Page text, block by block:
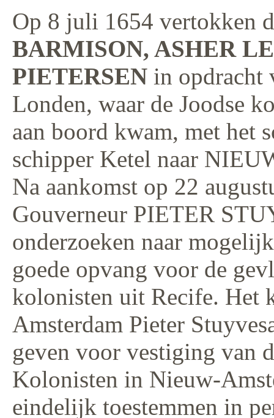
Op 8 juli 1654 vertokken
BARMISON, ASHER
PIETERSEN in opdracht
Londen, waar de Joodse
aan boord kwam, met het
schipper Ketel naar
Na aankomst op 22
Gouverneur PIETER
onderzoeken naar
goede opvang voor de
kolonisten uit Recife. Het
Amsterdam Pieter
geven voor vestiging van
Kolonisten in Nieuw-
eindelijk toestemmen in